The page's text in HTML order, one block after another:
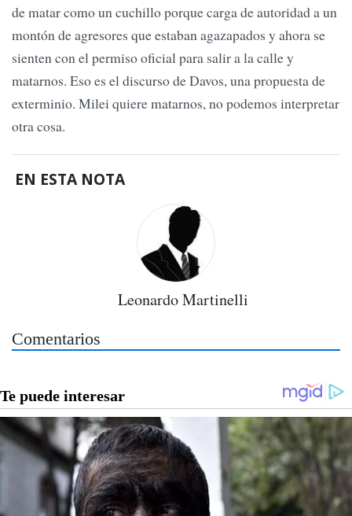
de matar como un cuchillo porque carga de autoridad a un
montón de agresores que estaban agazapados y ahora se
sienten con el permiso oficial para salir a la calle y
matarnos. Eso es el discurso de Davos, una propuesta de
exterminio. Milei quiere matarnos, no podemos interpretar
otra cosa.
EN ESTA NOTA
Leonardo Martinelli
Comentarios